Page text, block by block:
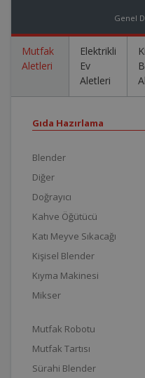
Genel
Mutfak
Aletleri
Elektrikli
Ev
Aletleri
Gıda Hazırlama
Blender
Diğer
Doğrayıcı
Kahve Öğütücü
Katı Meyve Sıkacağı
Kişisel Blender
Kıyma Makinesi
Mikser
Mutfak Robotu
Mutfak Tartısı
Sürahi Blender